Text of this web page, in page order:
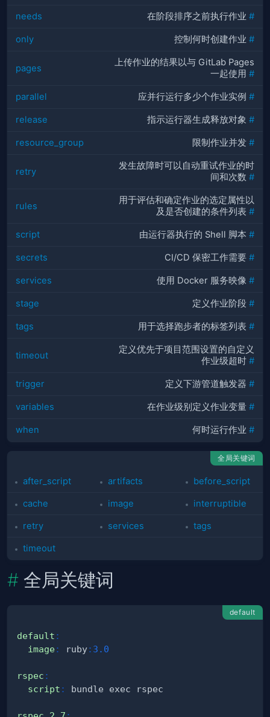
needs 在阶段排序之前执行作业 #
only 控制何时创建作业 #
pages
上传作业的结果以与 GitLab Pages
一起使用 #
parallel 应并行运行多少个作业实例 #
release 指示运行器生成释放对象 #
resource_group 限制作业并发 #
retry
发生故障时可以自动重试作业的时
间和次数 #
rules
用于评估和确定作业的选定属性以
及是否创建的条件列表 #
script 由运行器执行的 Shell 脚本 #
secrets CI/CD 保密工作需要 #
services 使用 Docker 服务映像 #
stage 定义作业阶段 #
tags 用于选择跑步者的标签列表 #
timeout
定义优先于项目范围设置的自定义
作业级超时 #
trigger 定义下游管道触发器 #
variables 在作业级别定义作业变量 #
when 何时运行作业 #
全局关键词
after_script artifacts before_script
cache image interruptible
retry services tags
timeout
全局关键词
default
default :
image: ruby: 3.0
rspec :
script :